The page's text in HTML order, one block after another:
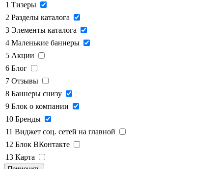
1 Тизеры
2 Разделы каталога
3 Элементы каталога
4 Маленькие баннеры
5 Акции
6 Блог
7 Отзывы
8 Баннеры снизу
9 Блок о компании
10 Бренды
11 Виджет соц. сетей на главной
12 Блок ВКонтакте
13 Карта